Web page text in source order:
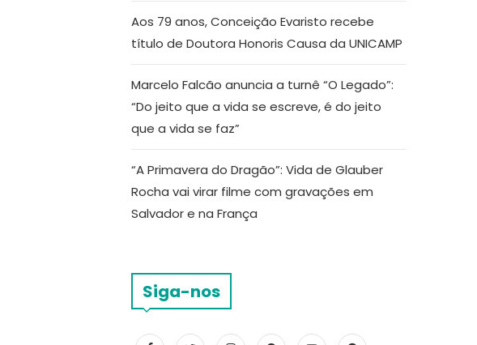
Aos 79 anos, Conceição Evaristo recebe
título de Doutora Honoris Causa da UNICAMP
Marcelo Falcão anuncia a turnê “O Legado”:
“Do jeito que a vida se escreve, é do jeito
que a vida se faz”
“A Primavera do Dragão”: Vida de Glauber
Rocha vai virar filme com gravações em
Salvador e na França
Siga-nos